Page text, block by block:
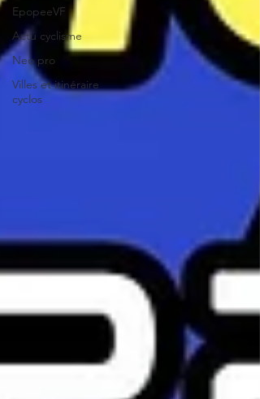
EpopeeVF
Actu cyclisme
Neo pro
Villes et itinéraire
cyclos